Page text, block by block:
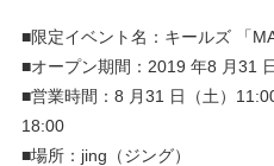
■限定イベント名：キールズ 「
■オープン期間：2019 年8 ⽉31
■営業時間：8 ⽉31 ⽇（⼟）
18:00
■場所：jing（ジング）